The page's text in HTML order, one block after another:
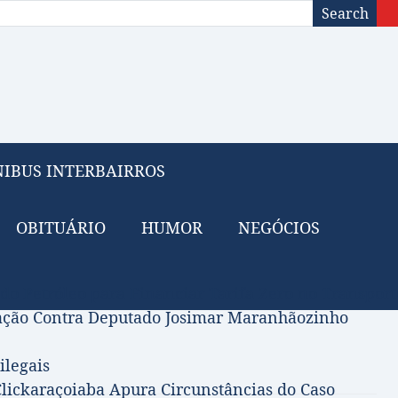
Search
INTERBAIRROS
OBITUÁRIO HUMOR NEGÓCIOS
Contra Deputado Josimar Maranhãozinho
Apura Circunstâncias do Caso